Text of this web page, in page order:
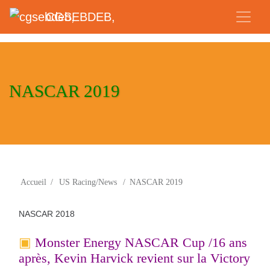
CGSEBDEB,
NASCAR 2019
Accueil / US Racing/News / NASCAR 2019
NASCAR 2018
Monster Energy NASCAR Cup /16 ans
après, Kevin Harvick revient sur la Victory